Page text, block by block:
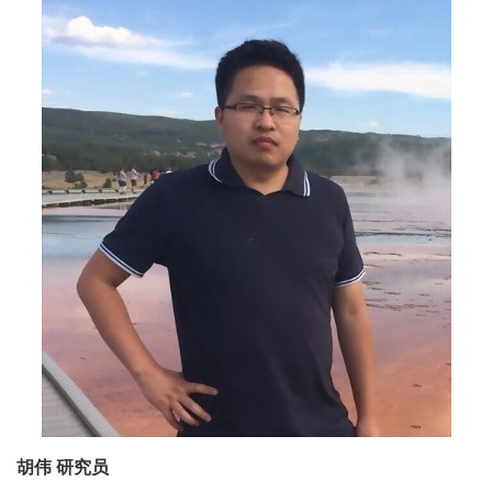
胡伟 研究员